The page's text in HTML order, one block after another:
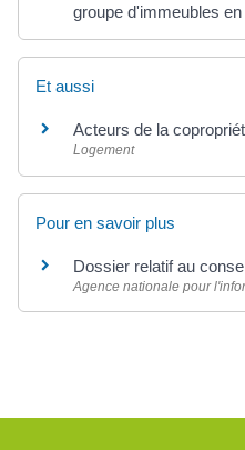
groupe d'immeubles
Et aussi
Acteurs de la
Logement
Pour en savoir plus
Dossier relatif au
Agence nationale pour